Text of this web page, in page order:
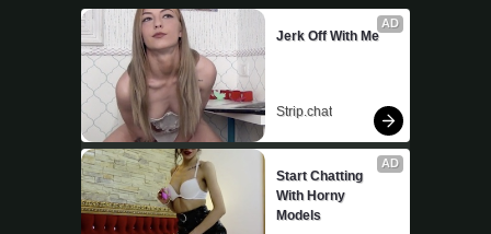
AD
Jerk Off With Me
Strip.chat
AD
Start Chatting
With Horny
Models